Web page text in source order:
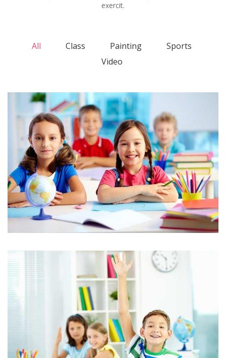
exercit.
All Class Painting
Sports
Video